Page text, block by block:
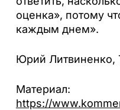
оценка», потому
каждым днем».
Юрий Литвиненко,
Материал:
https://